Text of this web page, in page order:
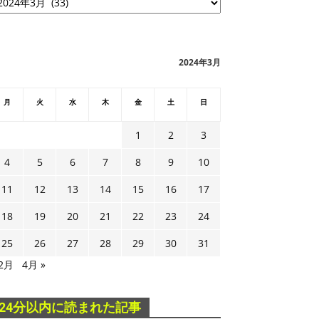
2024年3月
月 火 水 木 金 土 日
1 2
3
4
5 6 7 8 9
10
11
12 13 14 15 16
17
18
19 20 21 22 23
24
25
26 27 28 29 30
31
月
4月 »
分以内に読まれた記事